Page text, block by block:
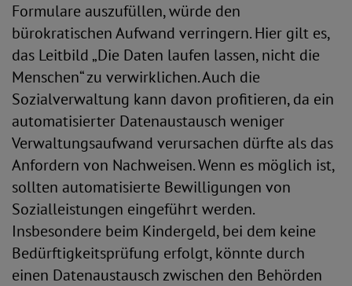
Formulare auszufüllen, würde den
bürokratischen Aufwand verringern. Hier gilt es,
das Leitbild „Die Daten laufen lassen, nicht die
Menschen“ zu verwirklichen. Auch die
Sozialverwaltung kann davon profitieren, da ein
automatisierter Datenaustausch weniger
Verwaltungsaufwand verursachen dürfte als das
Anfordern von Nachweisen. Wenn es möglich ist,
sollten automatisierte Bewilligungen von
Sozialleistungen eingeführt werden.
Insbesondere beim Kindergeld, bei dem keine
Bedürftigkeitsprüfung erfolgt, könnte durch
einen Datenaustausch zwischen den Behörden